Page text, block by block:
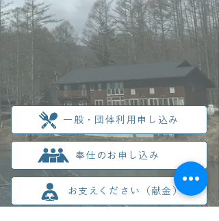
一般・団体利用申し込み
奉仕のお申し込み
お支えください（献金）